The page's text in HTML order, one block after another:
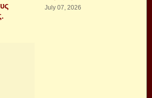
July 07, 2026